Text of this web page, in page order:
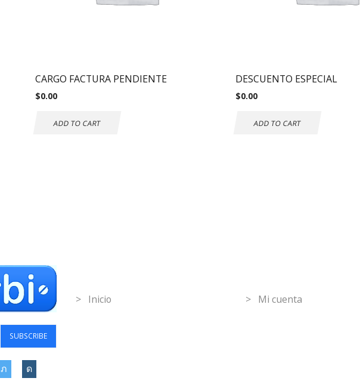
CARGO FACTURA PENDIENTE
$0.00
ADD TO CART
DESCUENTO ESPECIAL
$0.00
ADD TO CART
> Inicio > Mi cuenta